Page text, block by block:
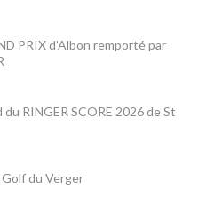
PRIX d’Albon remporté par
RINGER SCORE 2026 de St
Golf du Verger